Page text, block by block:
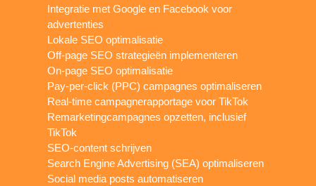
Integratie met Google en Facebook voor
advertenties
Lokale SEO optimalisatie
Off-page SEO strategieën implementeren
On-page SEO optimalisatie
Pay-per-click (PPC) campagnes optimaliseren
Real-time campagnerapportage voor TikTok
Remarketingcampagnes opzetten, inclusief
TikTok
SEO-content schrijven
Search Engine Advertising (SEA) optimaliseren
Social media posts automatiseren